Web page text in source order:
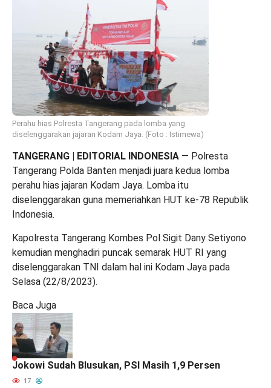
Perahu hias Polresta Tangerang pada lomba yang
diselenggarakan jajaran Kodam Jaya. (Foto : Istimewa)
TANGERANG | EDITORIAL INDONESIA — Polresta
Tangerang Polda Banten menjadi juara kedua lomba
perahu hias jajaran Kodam Jaya. Lomba itu
diselenggarakan guna memeriahkan HUT ke-78 Republik
Indonesia.
Kapolresta Tangerang Kombes Pol Sigit Dany Setiyono
kemudian menghadiri puncak semarak HUT RI yang
diselenggarakan TNI dalam hal ini Kodam Jaya pada
Selasa (22/8/2023).
Baca Juga
Jokowi Sudah Blusukan, PSI Masih 1,9 Persen
17